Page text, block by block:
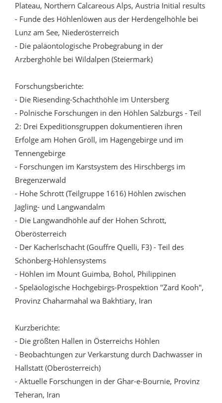
Plateau, Northern Calcareous Alps, Austria Initial results
- Funde des Höhlenlöwen aus der Herdengelhöhle bei
Lunz am See, Niederösterreich
- Die paläontologische Probegrabung in der
Arzberghöhle bei Wildalpen (Steiermark)
Forschungsberichte:
- Die Riesending-Schachthöhle im Untersberg
- Polnische Forschungen in den Höhlen Salzburgs - Teil
2: Drei Expeditionsgruppen dokumentieren ihren
Erfolge am Hohen Gröll, im Hagengebirge und im
Tennengebirge
- Forschungen im Karstsystem des Hirschbergs im
Bregenzerwald
- Hohe Schrott (Teilgruppe 1616) Höhlen zwischen
Jagling- und Langwandalm
- Die Langwandhöhle auf der Hohen Schrott,
Oberösterreich
- Der Kacherlschacht (Gouffre Quelli, F3) - Teil des
Schönberg-Höhlensystems
- Höhlen im Mount Guimba, Bohol, Philippinen
- Speläologische Hochgebirgs-Prospektion "Zard Kooh",
Provinz Chaharmahal wa Bakhtiary, Iran
Kurzberichte:
- Die größten Hallen in Österreichs Höhlen
- Beobachtungen zur Verkarstung durch Dachwasser in
Hallstatt (Oberösterreich)
- Aktuelle Forschungen in der Ghar-e-Bournie, Provinz
Teheran, Iran